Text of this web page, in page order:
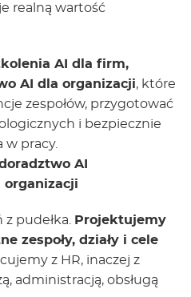
realną wartość
AI dla firm,
AI dla organizacji, które
zespołów, przygotować
i bezpiecznie
w pracy.
AI
organizacji
pudełka.
Projektujemy
zespoły, działy i cele
z HR, inaczej z
administracją, obsługą